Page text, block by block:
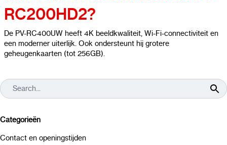
RC200HD2?
De PV-RC400UW heeft 4K beeldkwaliteit, Wi-Fi-connectiviteit en
een moderner uiterlijk. Ook ondersteunt hij grotere
geheugenkaarten (tot 256GB).
Categorieën
Contact en openingstijden